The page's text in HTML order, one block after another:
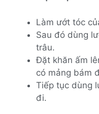
Làm ướt tóc
Sau đó dùng
trâu.
Đặt khăn ấm
có mảng bám
Tiếp tục dùng
đi.